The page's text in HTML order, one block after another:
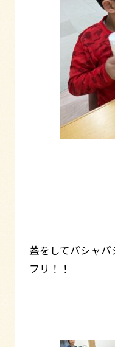
蓋をしてパシャ
フリ！！